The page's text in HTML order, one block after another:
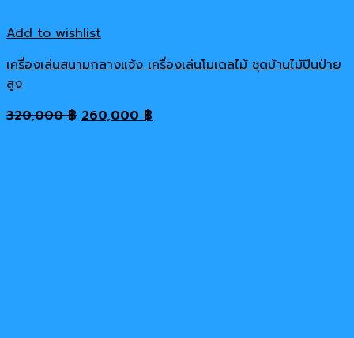
Add to wishlist
เครื่องเล่นสนามกลางแจ้ง เครื่องเล่นโมเดลไม้ ชุดบ้านไม้ปีนป่าย
สูง
320,000฿ Original
260,000฿